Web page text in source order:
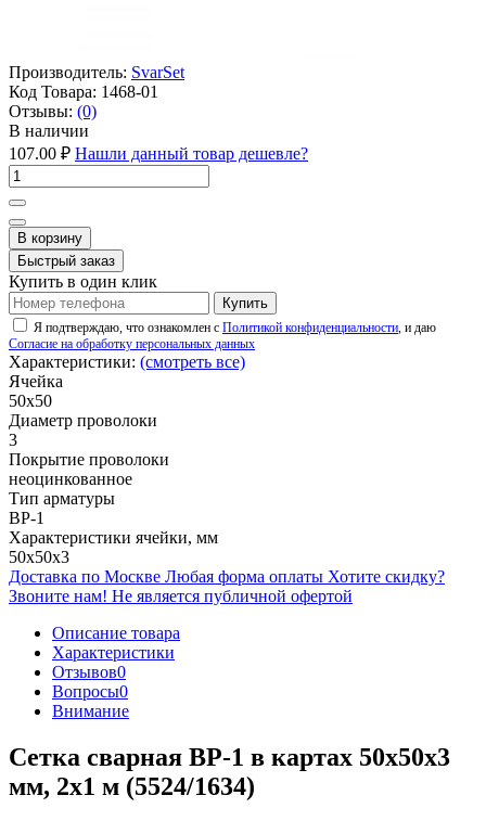
Производитель: SvarSet
Код Товара: 1468-01
Отзывы: (0)
В наличии
107.00 ₽ Нашли данный товар дешевле?
В корзину
Быстрый заказ
Купить в один клик
Купить
Я подтверждаю, что ознакомлен с Политикой конфиденциальности, и даю
Согласие на обработку персональных данных
Характеристики: (смотреть все)
Ячейка
50х50
Диаметр проволоки
3
Покрытие проволоки
неоцинкованное
Тип арматуры
ВР-1
Характеристики ячейки, мм
50х50х3
Доставка по Москве Любая форма оплаты Хотите скидку?
Звоните нам! Не является публичной офертой
Описание товара
Характеристики
Отзывов0
Вопросы0
Внимание
Сетка сварная ВР-1 в картах 50х50х3
мм, 2х1 м (5524/1634)